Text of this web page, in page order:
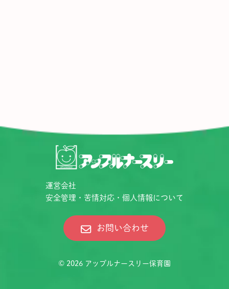
運営会社
安全管理・苦情対応・個人情報について
お問い合わせ
© 2026 アップルナースリー保育園